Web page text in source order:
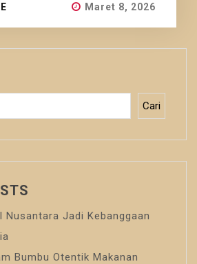
Maret 8, 2026
Cari
Nusantara Jadi Kebanggaan
Bumbu Otentik Makanan